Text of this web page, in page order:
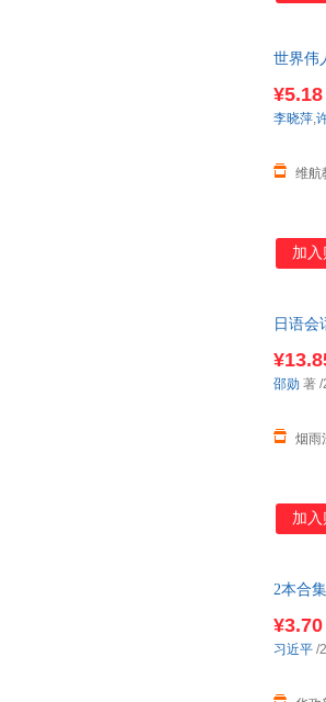
世界伟
服！
¥5.18
维航
李晓萍,
加
日语会
烟雨
邵勋 著 /
加
2本合
¥3.70
习近平 /